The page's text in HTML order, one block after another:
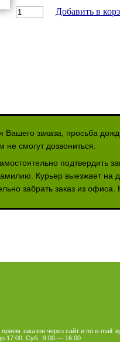
Добавить в
Вашего заказа, просьба
не смогут дозвониться.
подтвердить
Курьер выезжает на
забрать заказ из
заказов через сайт и по e-mail:
17:00, Суб.: 9:00 — 16:00